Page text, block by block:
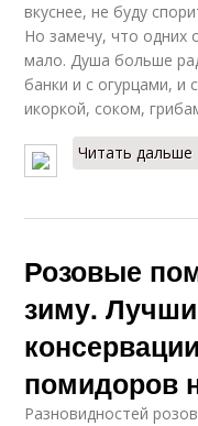
вкуснее, не буду
Но замечу, что одних
мало. Душа больше
банки и с огурцами,
икоркой, соком,
Читать
Розовые
зиму.
помидоров
Разновидностей